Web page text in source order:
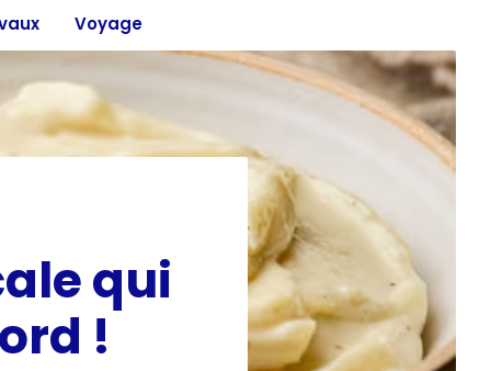
Voyage
qui
!